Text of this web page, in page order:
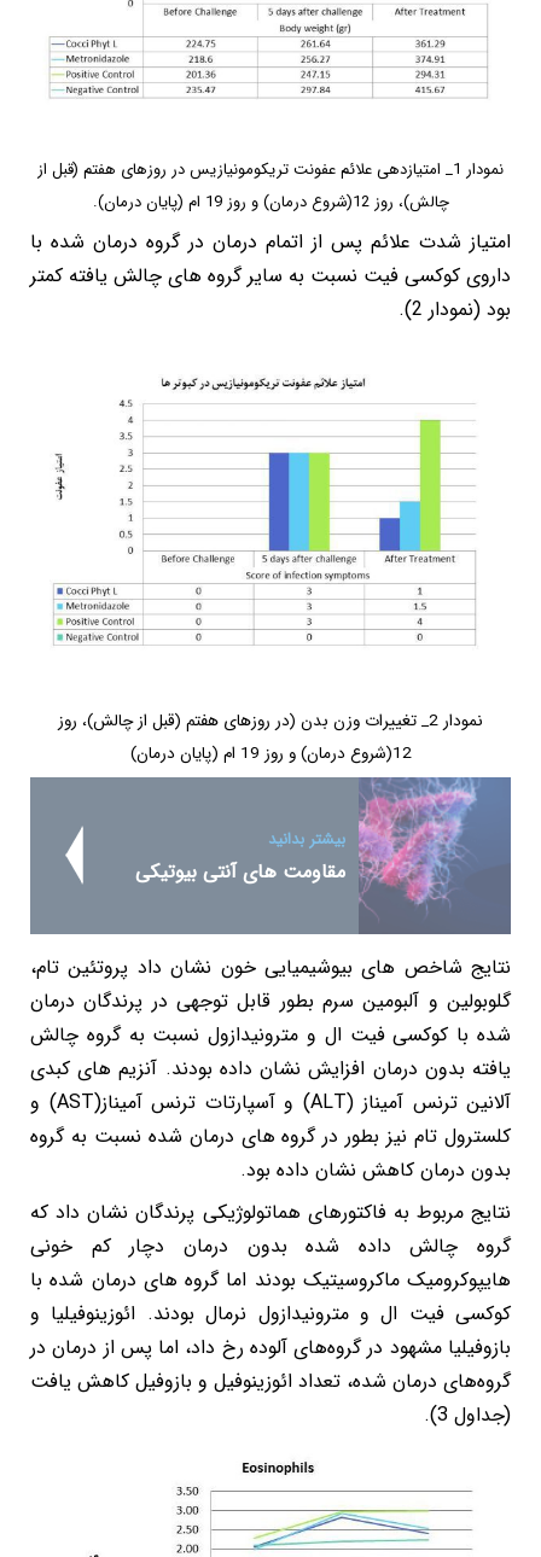
نمودار 1_ امتیازدهی علائم عفونت تریکومونیازیس در روزهای هفتم (قبل از
چالش)، روز 12(شروع درمان) و روز 19 ام (پایان درمان).
امتیاز شدت علائم پس از اتمام درمان در گروه درمان شده با
داروی کوکسی فیت نسبت به سایر گروه های چالش یافته کمتر
بود (نمودار 2).
نمودار 2_ تغییرات وزن بدن (در روزهای هفتم (قبل از چالش)، روز
12(شروع درمان) و روز 19 ام (پایان درمان)
بیشتر بدانید
مقاومت های آنتی بیوتیکی
نتایج شاخص های بیوشیمیایی خون نشان داد پروتئین تام،
گلوبولین و آلبومین سرم بطور قابل توجهی در پرندگان درمان
شده با کوکسی فیت ال و مترونیدازول نسبت به گروه چالش
یافته بدون درمان افزایش نشان داده بودند. آنزیم های کبدی
آلانین ترنس آمیناز (ALT) و آسپارتات ترنس آمیناز(AST) و
کلسترول تام نیز بطور در گروه های درمان شده نسبت به گروه
بدون درمان کاهش نشان داده بود.
نتایج مربوط به فاکتورهای هماتولوژیکی پرندگان نشان داد که
گروه چالش داده شده بدون درمان دچار کم خونی
هایپوکرومیک ماکروسیتیک بودند اما گروه های درمان شده با
کوکسی فیت ال و مترونیدازول نرمال بودند. ائوزینوفیلیا و
بازوفیلیا مشهود در گروه‌های آلوده رخ داد، اما پس از درمان در
گروه‌های درمان شده، تعداد ائوزینوفیل و بازوفیل کاهش یافت
(جداول 3).